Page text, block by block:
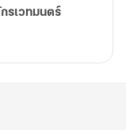
รเวทมนตร์